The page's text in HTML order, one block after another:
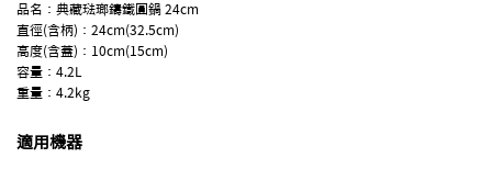
品名：典藏琺瑯鑄鐵圓鍋 24cm
直徑(含柄)：24cm(32.5cm)
高度(含蓋)：10cm(15cm)
容量：4.2L
重量：4.2kg
適用機器